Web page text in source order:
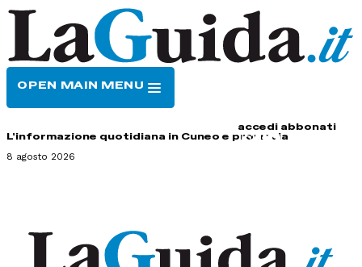
OPEN MAIN MENU
accedi abbonati
L'informazione quotidiana in Cuneo e provincia
8 agosto 2026